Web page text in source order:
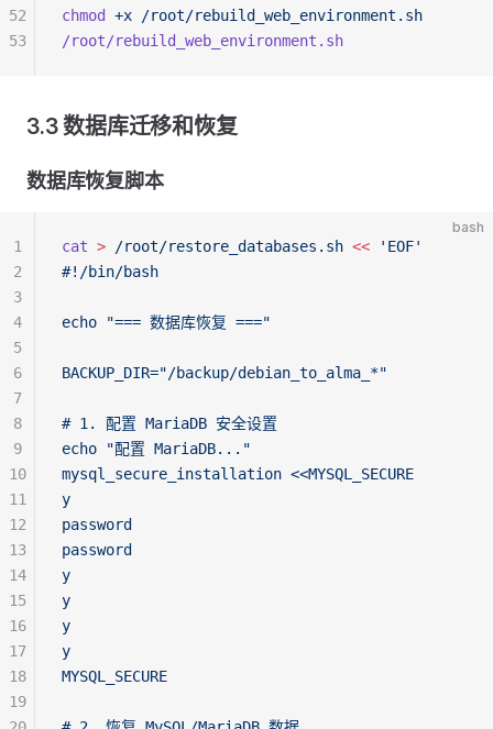
chmod +x /root/rebuild_web_environment.sh
/root/rebuild_web_environment.sh
52
53
3.3 数据库迁移和恢复
数据库恢复脚本
bash
cat > /root/restore_databases.sh << 'EOF'
#!/bin/bash
echo "=== 数据库恢复 ==="
BACKUP_DIR="/backup/debian_to_alma_*"
# 1. 配置 MariaDB 安全设置
echo "配置 MariaDB..."
mysql_secure_installation <<MYSQL_SECURE
y
password
password
y
y
y
y
MYSQL_SECURE
1
2
3
4
5
6
7
8
9
10
11
12
13
14
15
16
17
18
19